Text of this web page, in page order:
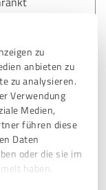
zu
anbieten zu
zu analysieren.
Verwendung
Medien,
führen diese
Daten
oder die sie im
haben.